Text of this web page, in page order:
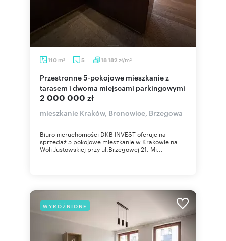
110 m2 5 18 182 zł/m2
Przestronne 5-pokojowe mieszkanie z
tarasem i dwoma miejscami parkingowymi
2 000 000 zł
mieszkanie Kraków, Bronowice, Brzegowa
Biuro nieruchomości DKB INVEST oferuje na
sprzedaż 5 pokojowe mieszkanie w Krakowie na
Woli Justowskiej przy ul.Brzegowej 21. Mi...
WYRÓŻNIONE